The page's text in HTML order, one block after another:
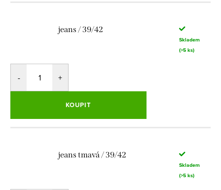
jeans / 39/42
Skladem
(>5 ks)
KOUPIT
jeans tmavá / 39/42
Skladem
(>5 ks)